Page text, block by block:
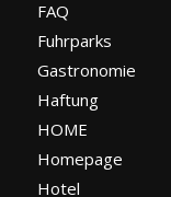
FAQ
Fuhrparks
Gastronomie
Haftung
HOME
Homepage
Hotel